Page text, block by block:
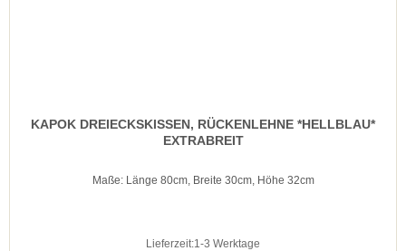
KAPOK DREIECKSKISSEN, RÜCKENLEHNE *HELLBLAU*
EXTRABREIT
Maße: Länge 80cm, Breite 30cm, Höhe 32cm
Lieferzeit:1-3 Werktage